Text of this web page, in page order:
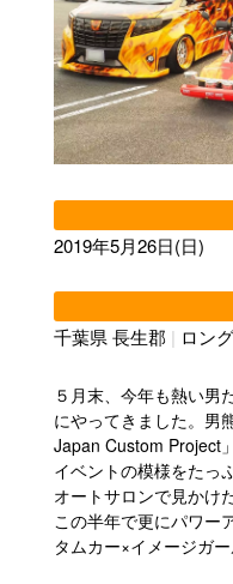
2019年5月26日(日)
千葉県 長生郡 | ロン
５月末、今年も熱い男
にやってきました。男
Japan Custom Project
イベントの模様をたっ
オートサロンで見か
この半年で更にパワー
タムカー×イメージガ